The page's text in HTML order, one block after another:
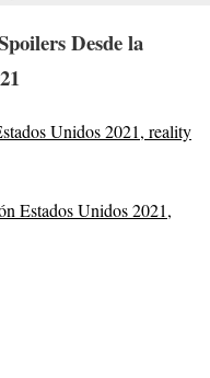
Desde la
Unidos 2021, reality
Estados Unidos 2021,